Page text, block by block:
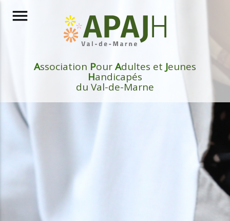
Association PourAdultes et Jeunes
Handicapés
du Val-de-Marne
menu